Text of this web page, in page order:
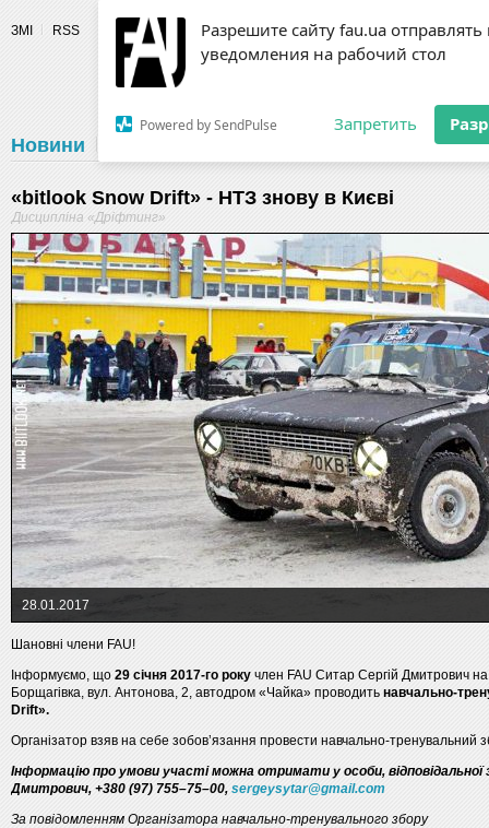
Разрешите сайту fau.ua отправлять
уведомления на рабочий стол
Powered by SendPulse Запретить
ЗМІ RSS
Новини Календар
«bitlook Snow Drift» - НТЗ знову в Києві
Дисципліна «Дріфтинг»
28.01.2017
Шановні члени FAU!
Інформуємо, що 29 січня 2017-го року член FAU Ситар Сергій Дмитрович
Борщагівка, вул. Антонова, 2, автодром «Чайка» проводить навчально-
Drift».
Організатор взяв на себе зобов’язання провести навчально-тренувальний
Інформацію про умови участі можна отримати у особи,
Дмитрович, +380 (97) 755–75–00, sergeysytar@gmail.com
За повідомленням Організатора навчально-тренувального збору